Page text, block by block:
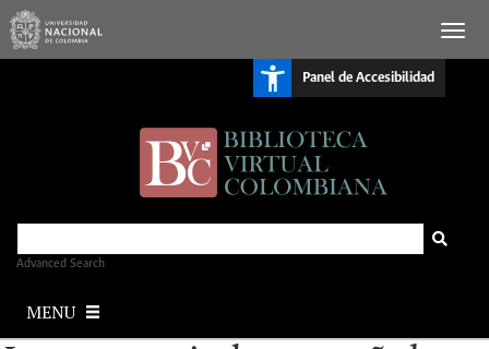
Panel de Accesibilidad
Advanced Search
MENU